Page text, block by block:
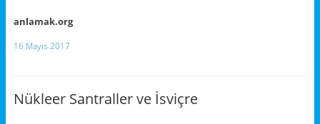
anlamak.org
16 Mayıs 2017
Nükleer Santraller ve İsviçre